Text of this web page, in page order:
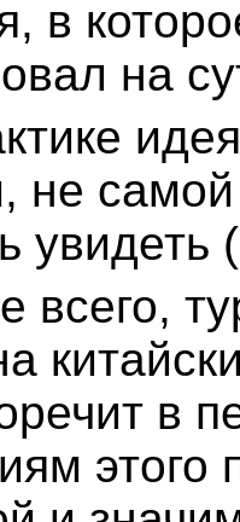
в
на
не
увидеть (
всего,
в
этого